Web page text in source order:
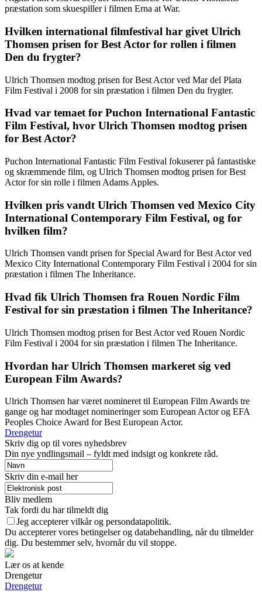
præstation som skuespiller i filmen Erna at War.
Hvilken international filmfestival har givet Ulrich
Thomsen prisen for Best Actor for rollen i filmen
Den du frygter?
Ulrich Thomsen modtog prisen for Best Actor ved Mar del Plata
Film Festival i 2008 for sin præstation i filmen Den du frygter.
Hvad var temaet for Puchon International Fantastic
Film Festival, hvor Ulrich Thomsen modtog prisen
for Best Actor?
Puchon International Fantastic Film Festival fokuserer på fantastiske
og skræmmende film, og Ulrich Thomsen modtog prisen for Best
Actor for sin rolle i filmen Adams Apples.
Hvilken pris vandt Ulrich Thomsen ved Mexico City
International Contemporary Film Festival, og for
hvilken film?
Ulrich Thomsen vandt prisen for Special Award for Best Actor ved
Mexico City International Contemporary Film Festival i 2004 for sin
præstation i filmen The Inheritance.
Hvad fik Ulrich Thomsen fra Rouen Nordic Film
Festival for sin præstation i filmen The Inheritance?
Ulrich Thomsen modtog prisen for Best Actor ved Rouen Nordic
Film Festival i 2004 for sin præstation i filmen The Inheritance.
Hvordan har Ulrich Thomsen markeret sig ved
European Film Awards?
Ulrich Thomsen har været nomineret til European Film Awards tre
gange og har modtaget nomineringer som European Actor og EFA
Peoples Choice Award for Best European Actor.
Drengetur
Skriv dig op til vores nyhedsbrev
Din nye yndlingsmail – fyldt med indsigt og konkrete råd.
Skriv din e-mail her
Bliv medlem
Tak fordi du har tilmeldt dig
Jeg accepterer vilkår og persondatapolitik.
Du accepterer vores betingelser og databehandling, når du tilmelder
dig. Du bestemmer selv, hvornår du vil stoppe.
Lær os at kende
Drengetur
Drengetur